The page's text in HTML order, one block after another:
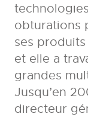
obturations
ses
et elle a
grandes
Jusqu’en
directeur